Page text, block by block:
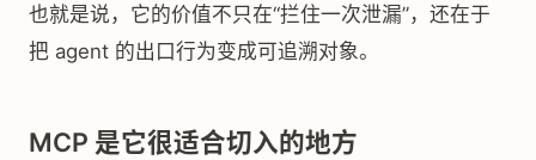
也就是说，它的价值不只在“拦住一次泄漏”，还在于
把 agent 的出口行为变成可追溯对象。
MCP 是它很适合切入的地方